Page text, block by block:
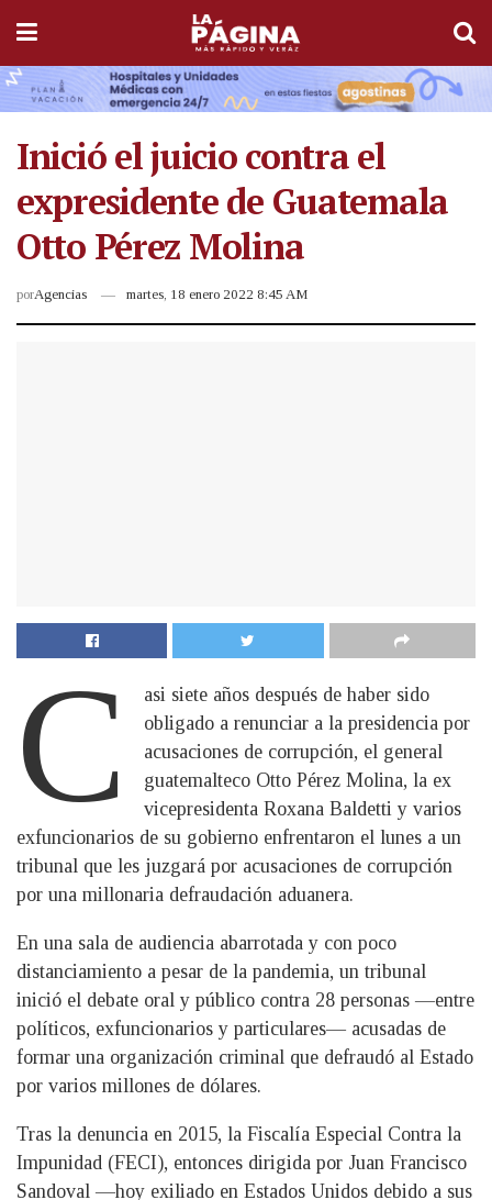
Inició el juicio contra el
expresidente de Guatemala
Otto Pérez Molina
porAgencias martes, 18 enero 2022 8:45 AM
C
asi siete años después de haber sido
obligado a renunciar a la presidencia por
acusaciones de corrupción, el general
guatemalteco Otto Pérez Molina, la ex
vicepresidenta Roxana Baldetti y varios
exfuncionarios de su gobierno enfrentaron el lunes a un
tribunal que les juzgará por acusaciones de corrupción
por una millonaria defraudación aduanera.
En una sala de audiencia abarrotada y con poco
distanciamiento a pesar de la pandemia, un tribunal
inició el debate oral y público contra 28 personas —entre
políticos, exfuncionarios y particulares— acusadas de
formar una organización criminal que defraudó al Estado
por varios millones de dólares.
Tras la denuncia en 2015, la Fiscalía Especial Contra la
Impunidad (FECI), entonces dirigida por Juan Francisco
Sandoval —hoy exiliado en Estados Unidos debido a sus